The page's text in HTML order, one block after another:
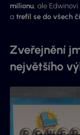
milionu, ale
a trefil se do všech
Zveřejnění
největšího